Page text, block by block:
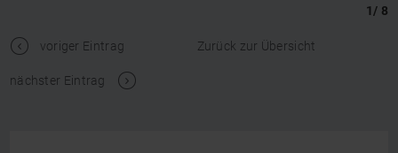
1 / 8
t voriger Eintrag Zurück zur Übersicht
nächster Eintrag V